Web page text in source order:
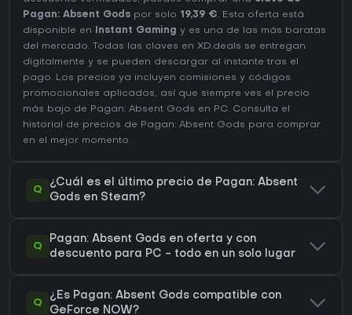
Pagan: Absent Gods por solo 19,39 €. Esta oferta está
disponible en
Instant Gaming y es una de las más baratas
del mercado. Todas las claves en XD.deals se entregan
digitalmente y se pueden descargar al instante tras el
pago. Los precios ya incluyen comisiones y códigos
promocionales aplicados, así que siempre ves el precio
más bajo de Pagan: Absent Gods en PC. Consulta el
historial de precios de Pagan: Absent Gods para comprar
en el mejor momento.
Q
¿Cuál es el último precio de Pagan: Absent
Gods en Steam?
Q
Pagan: Absent Gods en oferta y con
descuento para PC - todo en un solo lugar
Q
¿Es Pagan: Absent Gods compatible con
GeForce NOW?